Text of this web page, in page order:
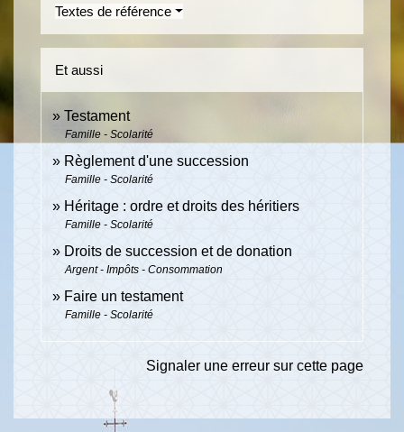
Textes de référence
Et aussi
Testament
Famille - Scolarité
Règlement d'une succession
Famille - Scolarité
Héritage : ordre et droits des héritiers
Famille - Scolarité
Droits de succession et de donation
Argent - Impôts - Consommation
Faire un testament
Famille - Scolarité
Signaler une erreur sur cette page